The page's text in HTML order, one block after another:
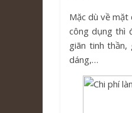
Mặc dù về mặt
công dụng thì
giãn tinh
dáng,…